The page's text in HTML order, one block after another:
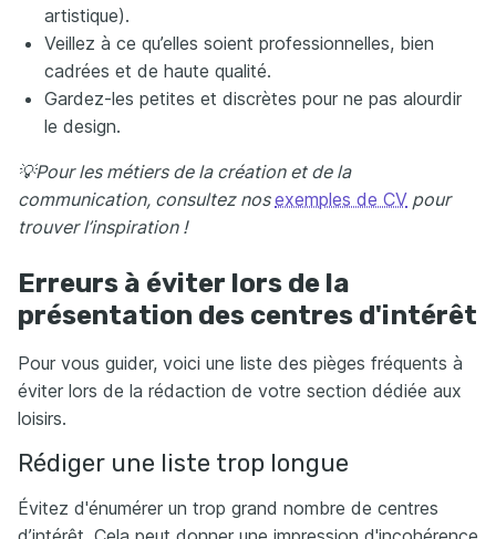
artistique).
Veillez à ce qu’elles soient professionnelles, bien
cadrées et de haute qualité.
Gardez-les petites et discrètes pour ne pas alourdir
le design.
💡Pour les métiers de la création et de la
communication, consultez nosexemples de CV pour
trouver l’inspiration !
Erreurs à éviter lors de la
présentation des centres d'intérêt
Pour vous guider, voici une liste des pièges fréquents à
éviter lors de la rédaction de votre section dédiée aux
loisirs.
Rédiger une liste trop longue
Évitez d'énumérer un trop grand nombre de centres